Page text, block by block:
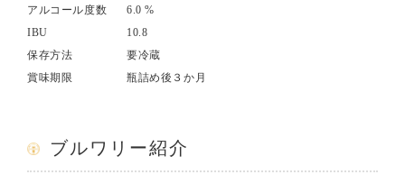
アルコール度数
6.0 %
IBU
10.8
保存方法
要冷蔵
賞味期限
瓶詰め後３か月
ブルワリー紹介